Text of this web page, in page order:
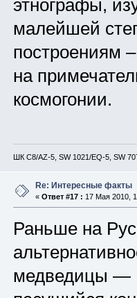
этнографы,
малейшей
построениям
на
космогонии.
ШК С8/AZ-5, SW 1021/EQ-5, SW
Re: Интересные факты
« Ответ #17 : 17 Мая 2010,
Раньше на
медведицы —